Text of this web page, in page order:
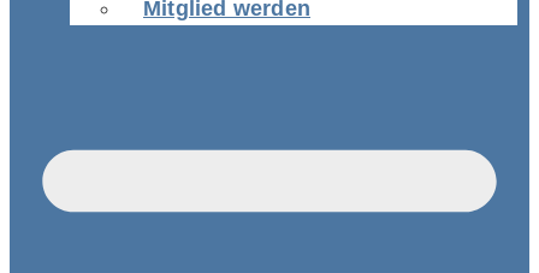
Mitglied werden